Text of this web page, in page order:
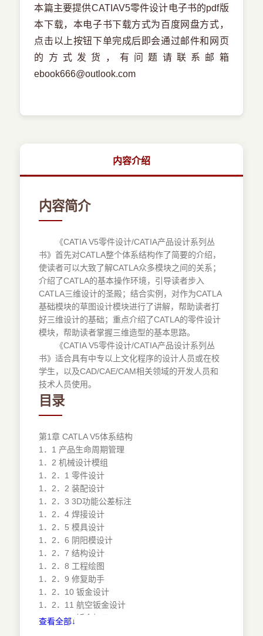
本篇主要提供CATIAV5零件设计电子书的pdf版
本下载，本电子书下载方式为百度网盘方式，
点击以上按钮下单完成后即会通过邮件和网页
的方式发货，有问题请联系邮箱
ebook666@outlook.com
内容介绍
内容简介
《CATIA V5零件设计/CATIA产品设计系列丛
书》首先对CATLA整个体系结构作了简要的介绍，
使读者可以大致了解CATLA众多模块之间的关系；
介绍了CATLA的基本操作环境，引导读者步入
CATLA三维设计的圣殿；结合实例，对作为CATLA
基础模块的草图设计模块进行了讲解，帮助读者打
好三维设计的基础；重点介绍了CATLA的零件设计
模块，帮助读者掌握三维造型的基本思路。
《CATIA V5零件设计/CATIA产品设计系列丛
书》适合具有中专以上文化程序的设计人员或在校
学生，以及CAD/CAE/CAM相关领域的开发人员和
技术人员使用。
目录
第1章 CATLA V5体系结构
1．1 产品生命周期管理
1．2 机械设计模组
1．2．1 零件设计
1．2．2 装配设计
1．2．3 3D功能公差标注
1．2．4 焊接设计
1．2．5 模具设计
1．2．6 阴阳模设计
1．2．7 结构设计
1．2．8 工程绘图
1．2．9 修复助手
1．2．10 钣金设计
1．2．11 航空钣金设计
1．2．12 钣金加工
查看全部↓